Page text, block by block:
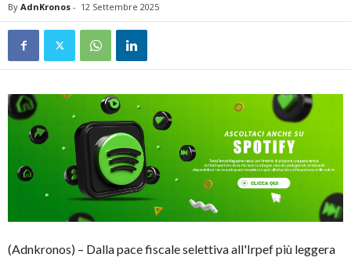
By AdnKronos - 12 Settembre 2025
(Adnkronos) – Dalla pace fiscale selettiva all'Irpef più leggera